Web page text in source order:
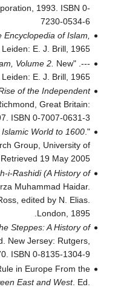
1993. ISBN 0-
7230-0534-6
Encyclopedia of Islam,
E. J. Brill, 1965.
---. "Dughlat."
Volume 2. New
Leiden: E. J. Brill, 1965.
of the Independent
Great Britain:
ISBN 0-7007-0631-3
"
Islamic World to 1600.
Group, University of
19 May 2005.
i-Rashidi (A History of
Muhammad Haidar.
edited by N. Elias.
London, 1895.
Steppes: A History of
New Jersey: Rutgers,
ISBN 0-8135-1304-9
in Europe From the
East and West. Ed.